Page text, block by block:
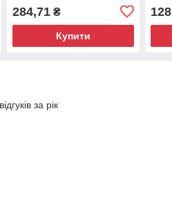
284,71₴
Купити
за рік